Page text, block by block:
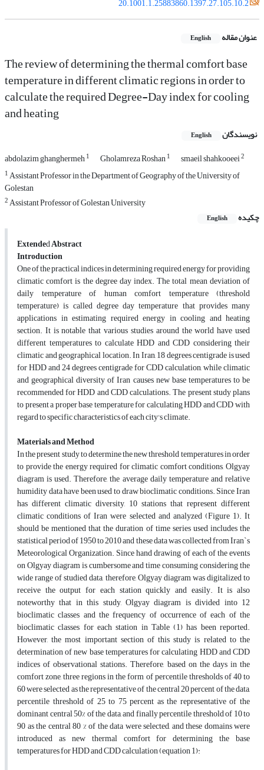
20.1001.1.25883860.1397.27.105.10.2
عنوان مقاله English
The review of determining the thermal comfort base
temperature in different climatic regions in order to
calculate the required Degree-Day index for cooling
and heating
نویسندگان English
abdolazim ghanghermeh1 Gholamreza Roshan1 smaeil shahkooeei2
1Assistant Professor in the Department of Geography of the University of
Golestan
2Assistant Professor of Golestan University
چکیده
English
ExtendedAbstract
Introduction
One of the practical indices in determining required energy for providing
climatic comfort is the degree day index. The total mean deviation of
daily temperature of human comfort temperature (threshold
temperature) is called degree day temperature that provides many
applications in estimating required energy in cooling and heating
section. It is notable that various studies around the world have used
different temperatures to calculate HDD and CDD considering their
climatic and geographical location. In Iran, 18 degrees centigrade is used
for HDD and 24 degrees centigrade for CDD calculation, while climatic
and geographical diversity of Iran causes new base temperatures to be
recommended for HDD and CDD calculations. The present study plans
to present a proper base temperature for calculating HDD and CDD with
regard to specific characteristics of each city's climate.
Materials and Method
In the present study to determine the new threshold temperatures in order
to provide the energy required for climatic comfort conditions, Olgyay
diagram is used. Therefore, the average daily temperature and relative
humidity data have been used to draw bioclimatic conditions. Since Iran
has different climatic diversity, 10 stations that represent different
climatic conditions of Iran were selected and analyzed (Figure 1). It
should be mentioned that the duration of time series used includes the
statistical period of 1950 to 2010 and these data was collected from Iran`s
Meteorological Organization. Since hand drawing of each of the events
on Olgyay diagram is cumbersome and time consuming considering the
wide range of studied data, therefore, Olgyay diagram was digitalized to
receive the output for each station quickly and easily. It is also
noteworthy that in this study, Olgyay diagram is divided into 12
bioclimatic classes and the frequency of occurrence of each of the
bioclimatic classes for each station in Table (1) has been reported.
However, the most important section of this study is related to the
determination of new base temperatures for calculating HDD and CDD
indices of observational stations. Therefore, based on the days in the
comfort zone, three regions in the form of percentile thresholds of 40 to
60 were selected as the representative of the central 20 percent of the data,
percentile threshold of 25 to 75 percent as the representative of the
dominant central 50% of the data, and finally percentile threshold of 10 to
90 as the central 80 % of the data were selected, and these domains were
introduced as new thermal comfort for determining the base
temperatures for HDD and CDD calculation (equation 1):